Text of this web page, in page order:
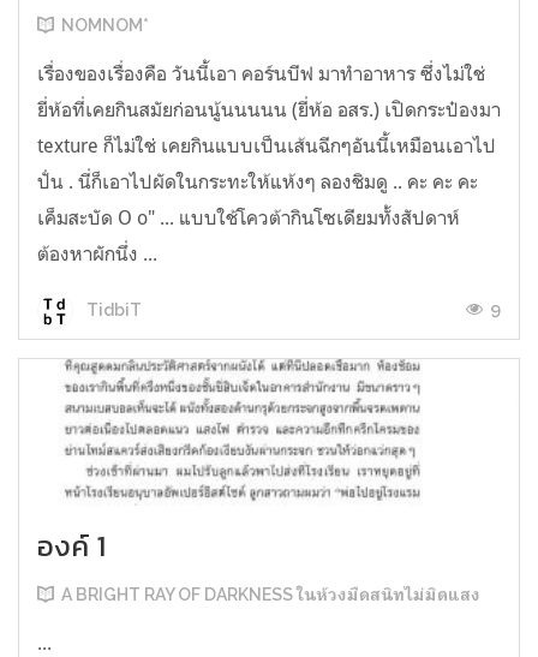
NOMNOM*
เรื่องของเรื่องคือ วันนี้เอา คอร์นบีฟ มาทำอาหาร ซึ่งไม่ใช่
ยี่ห้อที่เคยกินสมัยก่อนนู้นนนนน (ยี่ห้อ อสร.) เปิดกระป๋องมา
texture ก็ไม่ใช่ เคยกินแบบเป็นเส้นฉีกๆอันนี้เหมือนเอาไป
ปั่น . นี่ก็เอาไปผัดในกระทะให้แห้งๆ ลองชิมดู .. คะ คะ คะ
เค็มสะบัด O o" ... แบบใช้โควต้ากินโซเดียมทั้งสัปดาห์
ต้องหาผักนึ่ง ...
TidbiT 9
องค์ 1
A BRIGHT RAY OF DARKNESS ในห้วงมืดสนิทไม่มิดแสง
...